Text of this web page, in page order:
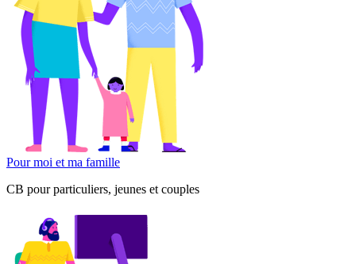
Pour moi et ma famille
CB pour particuliers, jeunes et couples